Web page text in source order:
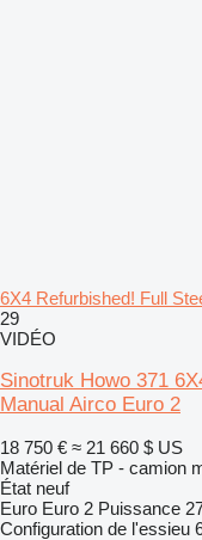
6X4 Refurbished! Full
29
VIDÉO
Sinotruk Howo 371
Manual Airco Euro 2
18 750 € ≈ 21 660 $ US
Matériel de TP - camion
État neuf
Euro Euro 2 Puissance
Configuration de l'essieu